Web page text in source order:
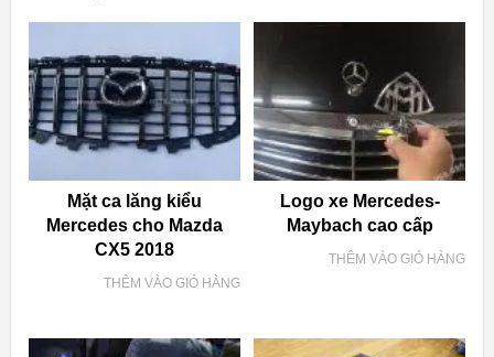
Mặt ca lăng kiểu
Mercedes cho Mazda
CX5 2018
THÊM VÀO GIỎ HÀNG
Logo xe Mercedes-
Maybach cao cấp
THÊM VÀO GIỎ HÀNG